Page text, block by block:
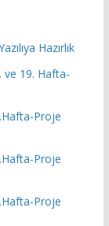
Hazırlık
ve 19. Hafta-
Proje
Proje
Proje